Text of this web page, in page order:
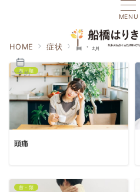
MENU
ご予約
HOME 症状 首・頚
首・頚
頭痛
首・頚